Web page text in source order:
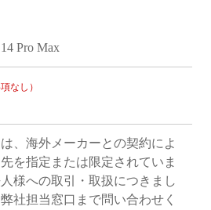
Pro Max
なし）
、海外メーカーとの契約によ
を指定または限定されていま
様への取引・取扱につきまし
社担当窓口まで問い合わせく